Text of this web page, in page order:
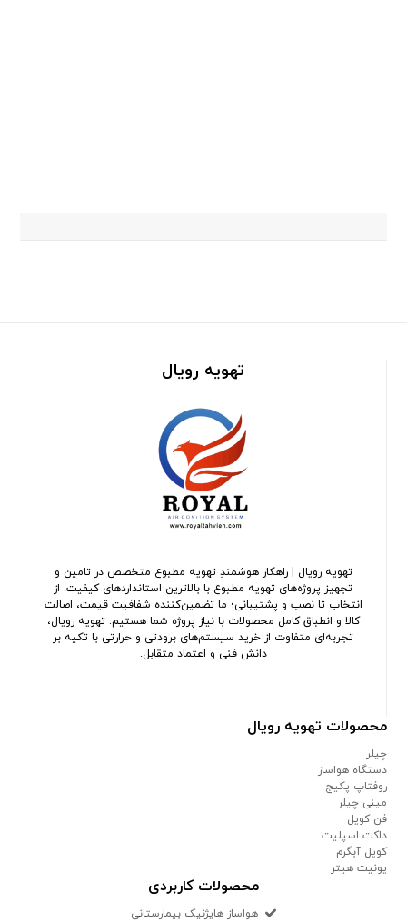
تهویه رویال
تهویه رویال | راهکار هوشمندِ تهویه مطبوع متخصص در تامین و
تجهیز پروژه‌های تهویه مطبوع با بالاترین استانداردهای کیفیت. از
انتخاب تا نصب و پشتیبانی؛ ما تضمین‌کننده شفافیت قیمت، اصالت
کالا و انطباق کامل محصولات با نیاز پروژه شما هستیم. تهویه رویال،
تجربه‌ای متفاوت از خرید سیستم‌های برودتی و حرارتی با تکیه بر
دانش فنی و اعتماد متقابل.
محصولات تهویه رویال
چیلر
دستگاه هواساز
روفتاپ پکیج
مینی چیلر
فن کویل
داکت اسپلیت
کویل آبگرم
یونیت هیتر
محصولات کاربردی
هواساز هایژنیک بیمارستانی